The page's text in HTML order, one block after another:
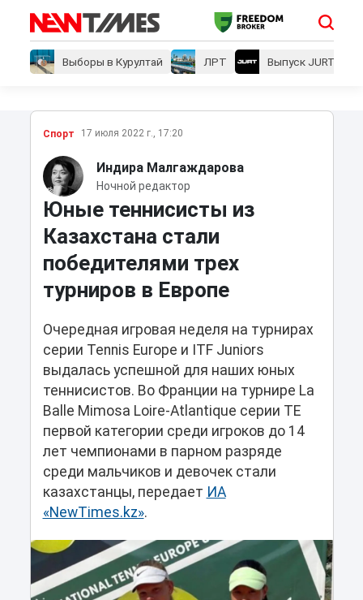
Выборы в Курултай ЛРТ Выпуск JURT
Спорт 17 июля 2022 г., 17:20
Индира Малгаждарова
Ночной редактор
Юные теннисисты из
Казахстана стали
победителями трех
турниров в Европе
Очередная игровая неделя на турнирах
серии Tennis Europe и ITF Juniors
выдалась успешной для наших юных
теннисистов. Во Франции на турнире La
Balle Mimosa Loire-Atlantique серии TE
первой категории среди игроков до 14
лет чемпионами в парном разряде
среди мальчиков и девочек стали
казахстанцы, передает ИА
«NewTimes.kz».